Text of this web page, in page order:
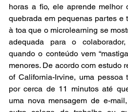
horas a fio, ele aprende melhor
quebrada em pequenas partes e
à toa que o microlearning se
adequada para o
quando o conteúdo vem
menores. De acordo com estudo
of California-Irvine, uma pessoa
por cerca de 11 minutos até
uma nova mensagem de e-